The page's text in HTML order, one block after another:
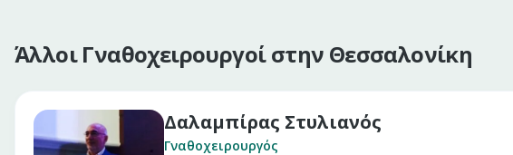
Άλλοι Γναθοχειρουργοί στην Θεσσαλονίκη
Δαλαμπίρας Στυλιανός
Γναθοχειρουργός